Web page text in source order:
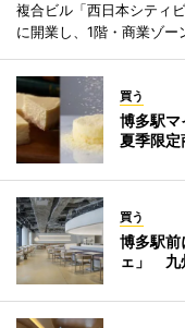
複合ビル「西日本シティ
に開業し、1階・商業ゾー
買う
博多駅
夏季限定
買う
博多駅前
ェ」 九